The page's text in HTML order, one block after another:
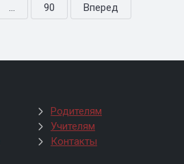
90 Вперед
Родителям
Учителям
Контакты